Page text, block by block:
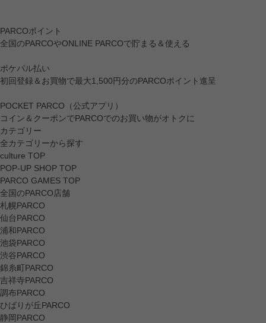
PARCOポイント
全国のPARCOやONLINE PARCOで貯まる＆使える
ポケパル払い
初回登録＆お買物で最大1,500円分のPARCOポイント進呈
POCKET PARCO（公式アプリ）
コイン＆クーポンでPARCOでのお買い物がオトクに
カテゴリー
全カテゴリーから探す
culture TOP
POP-UP SHOP TOP
PARCO GAMES TOP
全国のPARCO店舗
札幌PARCO
仙台PARCO
浦和PARCO
池袋PARCO
渋谷PARCO
錦糸町PARCO
吉祥寺PARCO
調布PARCO
ひばりが丘PARCO
静岡PARCO